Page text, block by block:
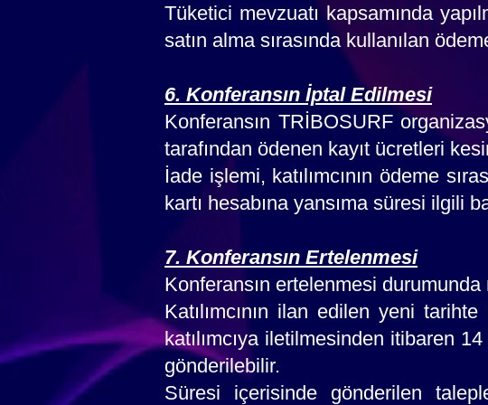
Tüketici mevzuatı kapsamında
satın alma sırasında kullanılan
6. Konferansın İptal Edilmesi
Konferansın TRİBOSURF
tarafından ödenen kayıt ücretleri
İade işlemi, katılımcının ödeme
kartı hesabına yansıma süresi ilgili
7. Konferansın Ertelenmesi
Konferansın ertelenmesi
Katılımcının ilan edilen yeni
katılımcıya iletilmesinden itibaren
gönderilebilir.
Süresi içerisinde gönderilen